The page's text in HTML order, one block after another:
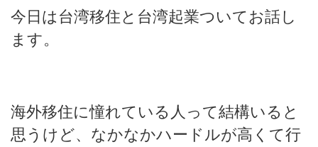
今日は台湾移住と台湾起業ついてお話し
ます。
海外移住に憧れている人って結構いると
思うけど、なかなかハードルが高くて行